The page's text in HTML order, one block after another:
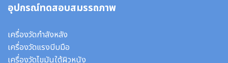
อุปกรณ์ทดสอบสมรรถภาพ
เครื่องวัดกำลังหลัง
เครื่องวัดแรงบีบมือ
เครื่องวัดไขมันใต้ผิวหนัง